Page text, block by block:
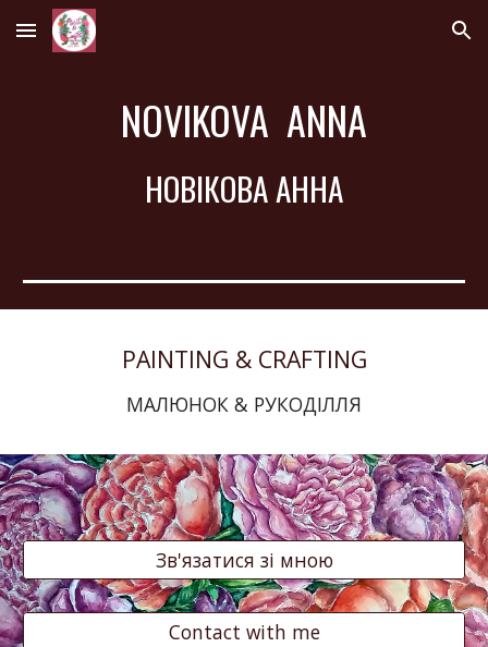
Skip to main content Skip to navigation
NOVIKOVA  ANNA
НОВІКОВА АННА
PAINTING & CRAFTING
МАЛЮНОК & РУКОДІЛЛЯ
Зв'язатися зі мною
Contact with me